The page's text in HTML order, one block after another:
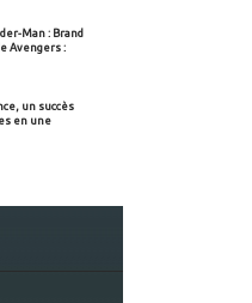
Man : Brand
Avengers :
un succès
en une